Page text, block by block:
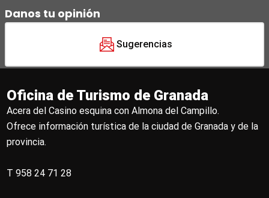
Danos tu opinión
Sugerencias
Oficina de Turismo de Granada
Acera del Casino esquina con Almona del Campillo.
Ofrece información turística de la ciudad de Granada y de la
provincia.
T 958 24 71 28